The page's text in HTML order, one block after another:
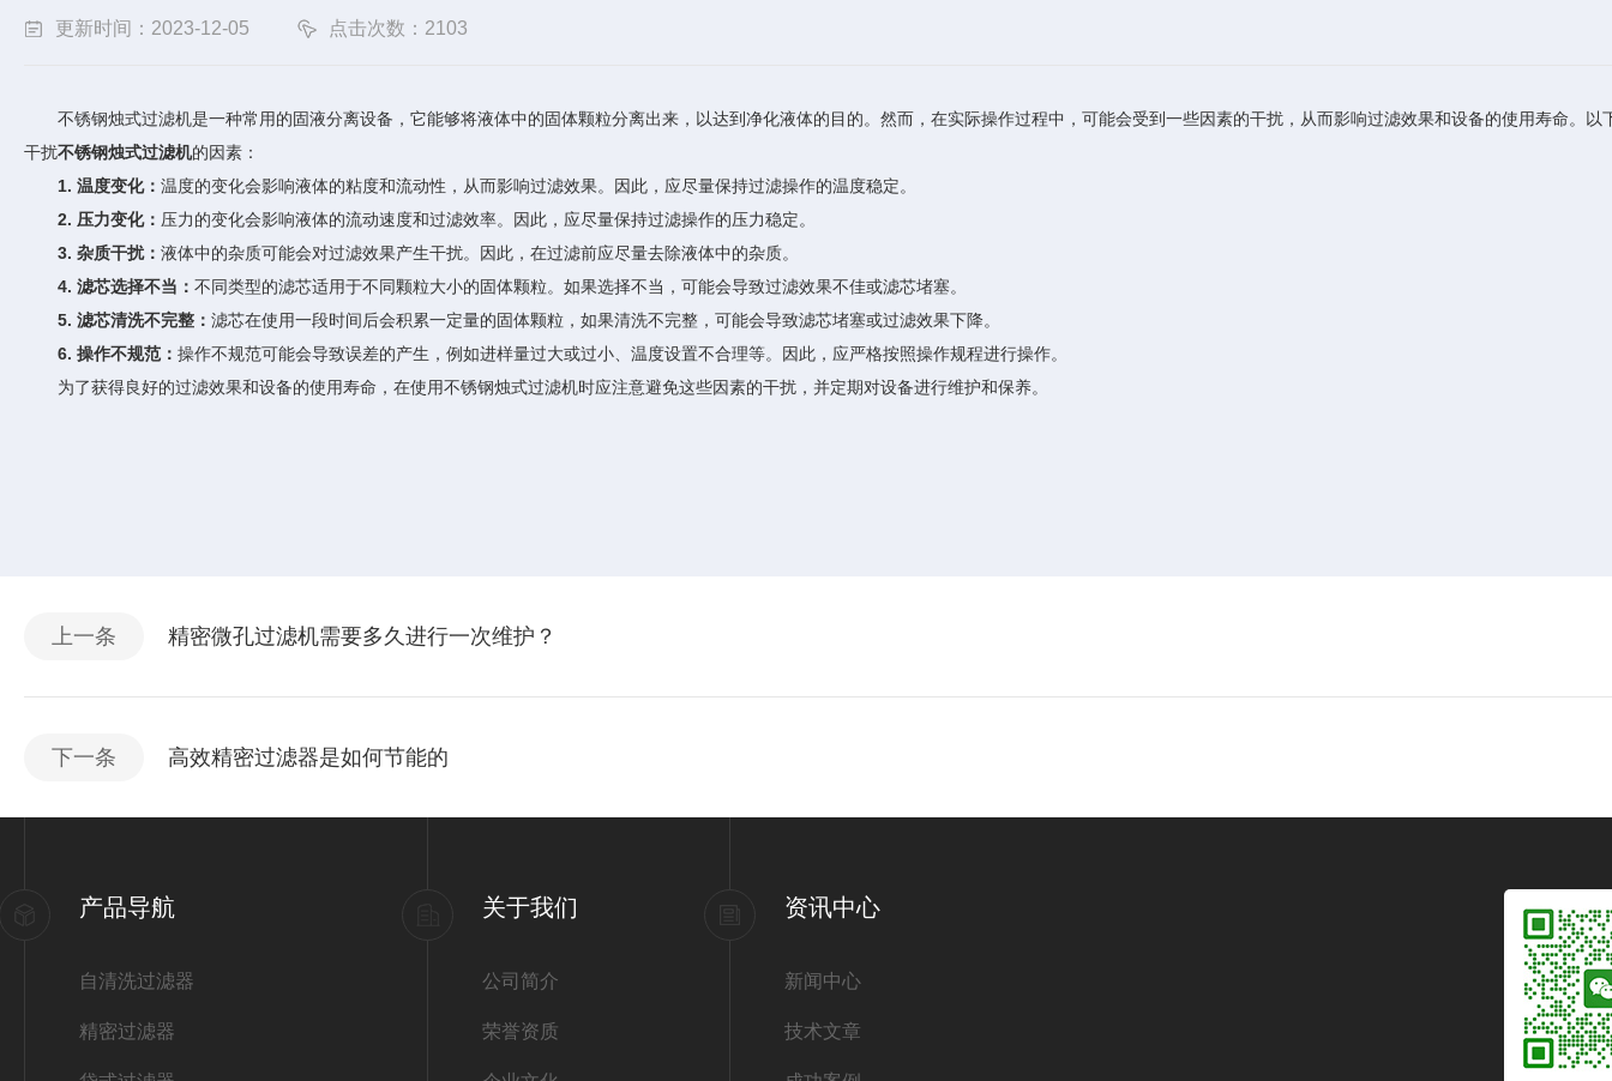
更新时间：2023-12-05 点击次数：2103
不锈钢烛式过滤机是一种常用的固液分离设备，它能够将液体中的固体颗粒分离出来，以达到净化液体的目的。然而，在实际操作过程中，可能会受到一些因素的干扰，从而影响过滤效果和设备的使用寿命。以
干扰不锈钢烛式过滤机的因素：
1. 温度变化： 温度的变化会影响液体的粘度和流动性，从而影响过滤效果。因此，应尽量保持过滤操作的温度稳定。
2. 压力变化： 压力的变化会影响液体的流动速度和过滤效率。因此，应尽量保持过滤操作的压力稳定。
3. 杂质干扰： 液体中的杂质可能会对过滤效果产生干扰。因此，在过滤前应尽量去除液体中的杂质。
4. 滤芯选择不当： 不同类型的滤芯适用于不同颗粒大小的固体颗粒。如果选择不当，可能会导致过滤效果不佳或滤芯堵塞。
5. 滤芯清洗不完整： 滤芯在使用一段时间后会积累一定量的固体颗粒，如果清洗不完整，可能会导致滤芯堵塞或过滤效果下降。
6. 操作不规范： 操作不规范可能会导致误差的产生，例如进样量过大或过小、温度设置不合理等。因此，应严格按照操作规程进行操作。
为了获得良好的过滤效果和设备的使用寿命，在使用不锈钢烛式过滤机时应注意避免这些因素的干扰，并定期对设备进行维护和保养。
上一条 精密微孔过滤机需要多久进行一次维护？
下一条 高效精密过滤器是如何节能的
产品导航
自清洗过滤器
精密过滤器
关于我们
公司简介
荣誉资质
资讯中心
新闻中心
技术文章